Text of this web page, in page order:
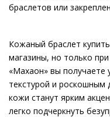
браслетов или
Кожаный браслет
магазины, но только
«Махаон» вы получаете
текстурой и роскошным
кожи станут ярким
легко подчеркнуть